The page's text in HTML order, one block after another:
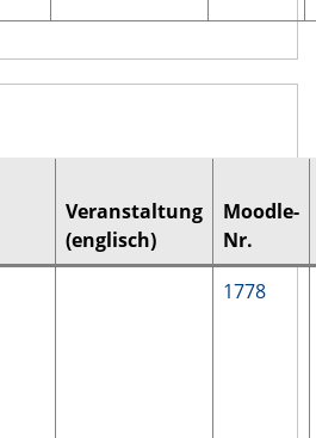
Veranstaltung
(englisch)
Moodle-
Nr.
1778